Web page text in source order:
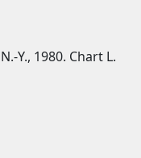
Y., 1980. Chart L.